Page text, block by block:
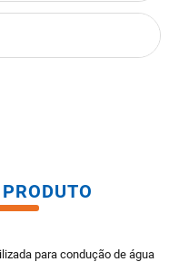
para condução de água